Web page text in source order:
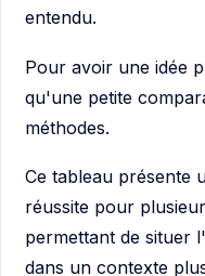
entendu.
Pour avoir une idée
qu'une petite
méthodes.
Ce tableau présente
réussite pour
permettant de situer
dans un contexte